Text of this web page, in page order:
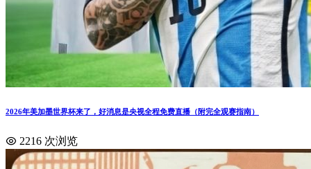
2026年美加墨世界杯来了，好消息是央视全程免费直播（附完全观赛指南）
2216 次浏览